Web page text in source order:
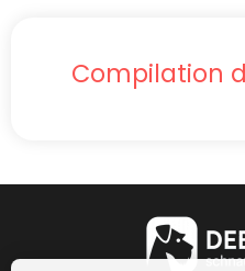
Compilation